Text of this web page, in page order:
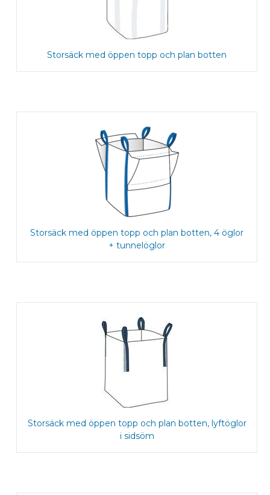
Storsäck med öppen topp och plan botten
Storsäck med öppen topp och plan botten, 4 öglor
+ tunnelöglor
Storsäck med öppen topp och plan botten, lyftöglor
i sidsöm